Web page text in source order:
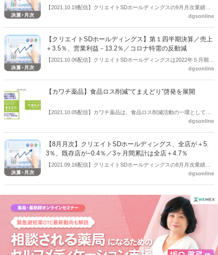
【2021.10.19配信】クリエイトSDホールディングスの9月月次業績
は、全店が＋6.0％、既存店が＋0.8％だった。今期６～９月までの4ヶ
dgsonline
【クリエイトSDホールディングス】第１四半期決算／売上
＋3.5％、営業利益－13.2％／コロナ特需の反動減
【2021.10.06配信】クリエイトSDホールディングスは2022年５月期第
１四半期の連結業績（2021年６月１日～2021年８月31日）を公表し
dgsonline
【カワチ薬品】食品ロス削減“てまえどり”啓発を展開
【2021.10.05配信】カワチ薬品は、食品ロス削減活動の一環として
dgsonline
【8月月次】クリエイトSDホールディングス、全店が＋5.
3％、既存店が−0.4％／3ヶ月間累計は全店＋4.7％
【2021.09.16配信】クリエイトSDホールディングスの8月月次業績
dgsonline